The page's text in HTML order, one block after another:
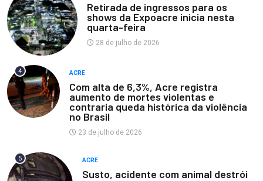
Retirada de ingressos para os
shows da Expoacre inicia nesta
quarta-feira
28 de julho de 2026
4 ACRE
Com alta de 6,3%, Acre registra
aumento de mortes violentas e
contraria queda histórica da violência
no Brasil
23 de julho de 2026
5 ACRE
Susto, acidente com animal destrói